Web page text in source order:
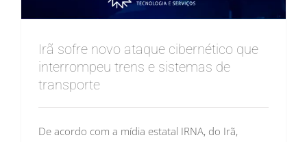
Irã sofre novo ataque cibernético que
interrompeu trens e sistemas de
transporte
De acordo com a mídia estatal IRNA, do Irã,